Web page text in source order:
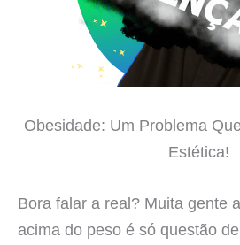
Obesidade: Um Problema
Estética!
Bora falar a real? Muita gente
acima do peso é só questão